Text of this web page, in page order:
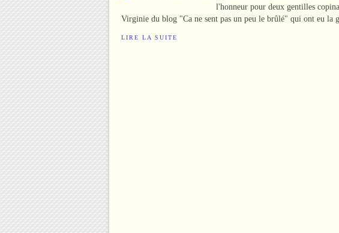
l'honneur pour deux gentilles
Virginie du blog "Ca ne sent pas un peu le brûlé" qui ont eu la
LIRE LA SUITE